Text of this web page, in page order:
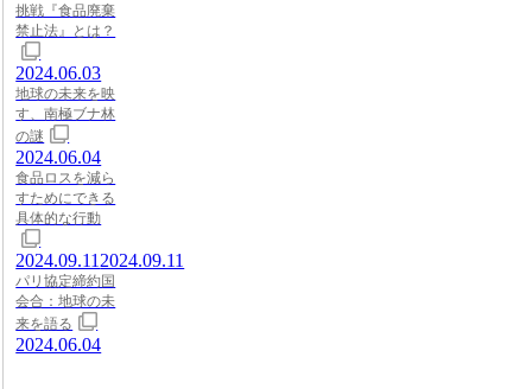
挑戦『食品廃棄
禁止法』とは？
2024.06.03
地球の未来を映
す、南極ブナ林
の謎
2024.06.04
食品ロスを減ら
すためにできる
具体的な行動
2024.09.11 2024.09.11
パリ協定締約国
会合：地球の未
来を語る
2024.06.04